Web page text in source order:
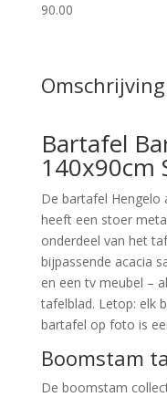
90.00
Omschrijving
Bartafel
140x90cm
De bartafel Hengelo
heeft een stoer
onderdeel van het
bijpassende acacia
en een tv meubel –
tafelblad. Letop: elk
bartafel op foto is
Boomstam
De boomstam